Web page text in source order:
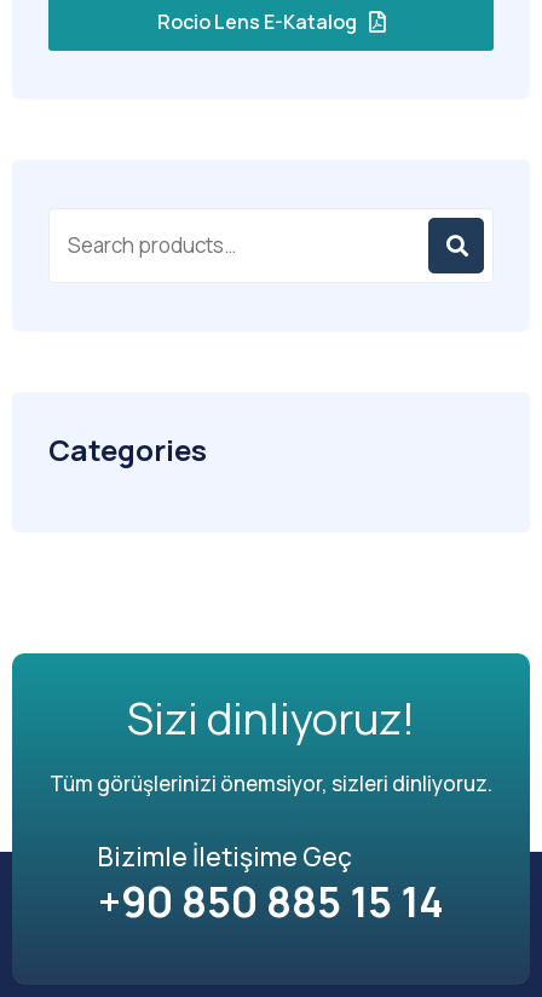
Rocio Lens E-Katalog
Categories
Sizi dinliyoruz!
Tüm görüşlerinizi önemsiyor, sizleri dinliyoruz.
Bizimle İletişime Geç
+90 850 885 15 14